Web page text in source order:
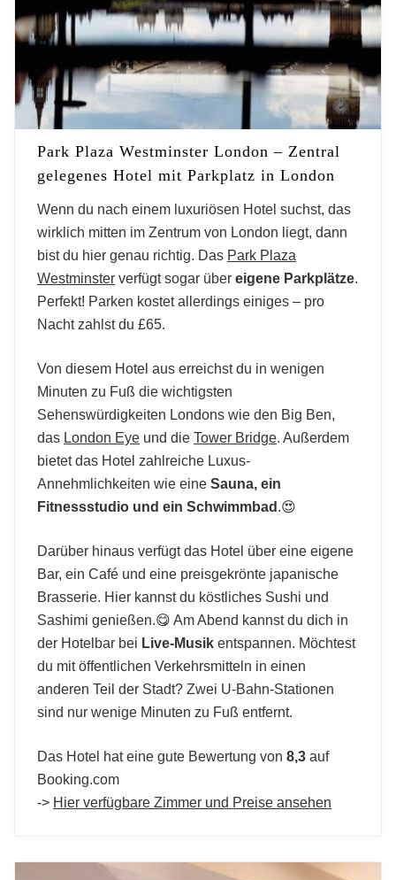
Park Plaza Westminster London – Zentral
gelegenes Hotel mit Parkplatz in London
Wenn du nach einem luxuriösen Hotel suchst, das
wirklich mitten im Zentrum von London liegt, dann
bist du hier genau richtig. Das Park Plaza
Westminster verfügt sogar über eigene Parkplätze.
Perfekt! Parken kostet allerdings einiges – pro
Nacht zahlst du £65.
Von diesem Hotel aus erreichst du in wenigen
Minuten zu Fuß die wichtigsten
Sehenswürdigkeiten Londons wie den Big Ben,
das London Eye und die Tower Bridge. Außerdem
bietet das Hotel zahlreiche Luxus-
Annehmlichkeiten wie eine Sauna, ein
Fitnessstudio und ein Schwimmbad .😍
Darüber hinaus verfügt das Hotel über eine eigene
Bar, ein Café und eine preisgekrönte japanische
Brasserie. Hier kannst du köstliches Sushi und
Sashimi genießen.😋 Am Abend kannst du dich in
der Hotelbar bei Live-Musik entspannen. Möchtest
du mit öffentlichen Verkehrsmitteln in einen
anderen Teil der Stadt? Zwei U-Bahn-Stationen
sind nur wenige Minuten zu Fuß entfernt.
Das Hotel hat eine gute Bewertung von 8,3 auf
Booking.com
-> Hier verfügbare Zimmer und Preise ansehen